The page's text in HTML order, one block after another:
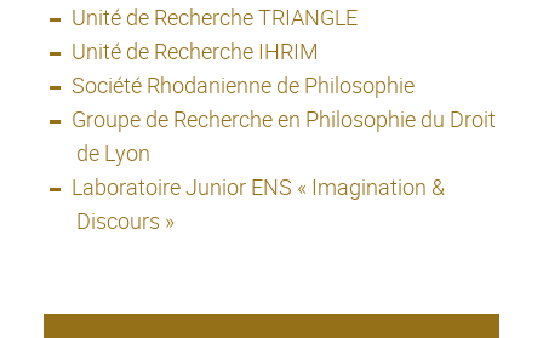
Unité de Recherche TRIANGLE
Unité de Recherche IHRIM
Société Rhodanienne de Philosophie
Groupe de Recherche en Philosophie du Droit
de Lyon
Laboratoire Junior ENS « Imagination &
Discours »